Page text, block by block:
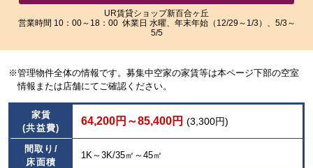
い
だ
ま
す。
い
だ
ま
UR賃貸ショップ新百合ヶ丘
営業時間 10：00～18：00 休業日 水曜、年末年始（12/29～1/3）、5/3～
5/5
※管理物件全体の情報です。募集中空家の家賃等は本ページ下部の空室
情報または店舗にてご確認ください。
家賃
(共益費)
64,200円～85,400円 (3,300円)
間取り/
床面積
1K～3K/35㎡～45㎡